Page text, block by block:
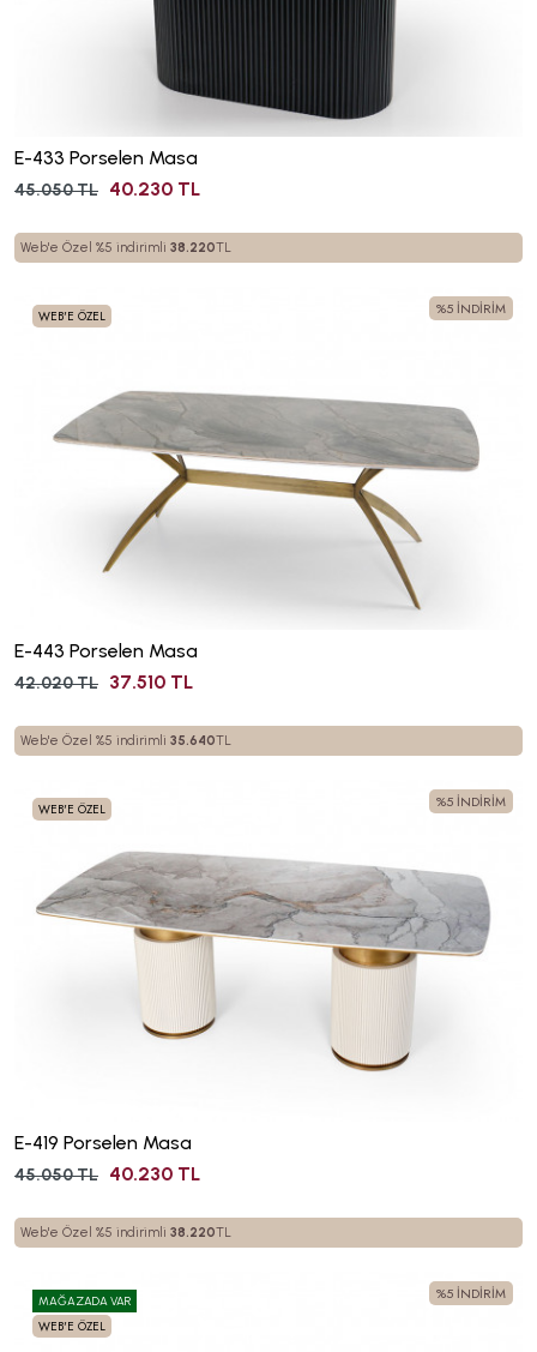
E-433 Porselen Masa
45.050 TL 40.230 TL
Web'e Özel %5 indirimli 38.220TL
%5 İNDİRİM
WEB'E ÖZEL
E-443 Porselen Masa
42.020 TL 37.510 TL
Web'e Özel %5 indirimli 35.640TL
%5 İNDİRİM
WEB'E ÖZEL
E-419 Porselen Masa
45.050 TL 40.230 TL
Web'e Özel %5 indirimli 38.220TL
%5 İNDİRİM
MAĞAZADA VAR
WEB'E ÖZEL